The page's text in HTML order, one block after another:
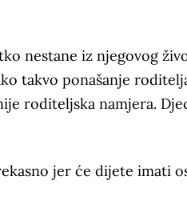
nestane iz njegovog
takvo ponašanje
roditeljska namjera.
jer će dijete imati